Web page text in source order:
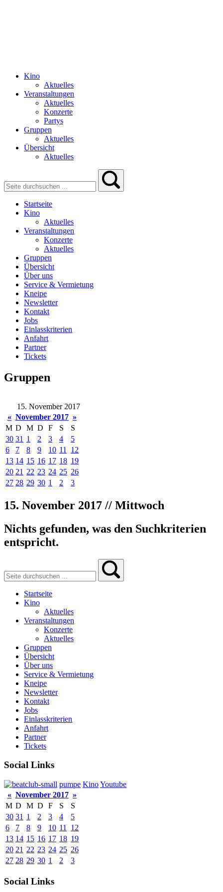
Kino
Aktuelles
Veranstaltungen
Aktuelles
Konzerte
Partys
Gruppen
Aktuelles
Übersicht
Aktuelles
Startseite
Kino
Aktuelles
Veranstaltungen
Konzerte
Aktuelles
Gruppen
Übersicht
Über uns
Service & Vermietung
Kneipe
Newsletter
Kontakt
Jobs
Einlasskriterien
Anfahrt
Partner
Tickets
Gruppen
15. November 2017
« November 2017 »
M D M D F S
S
30 31 1 2 3 4
5
6
7 8 9 10 11
12
13 14 15 16 17 18 19
20 21 22 23 24 25 26
27 28 29 30 1 2 3
15. November 2017 // Mittwoch
Nichts gefunden, was den Suchkriterien
entspricht.
Startseite
Kino
Aktuelles
Veranstaltungen
Konzerte
Aktuelles
Gruppen
Übersicht
Über uns
Service & Vermietung
Kneipe
Newsletter
Kontakt
Jobs
Einlasskriterien
Anfahrt
Partner
Tickets
Social Links
pumpe KinoYoutube
« November 2017 »
M D M D F S
S
30 31 1 2 3 4
5
6
7 8 9 10 11
12
13 14 15 16 17 18 19
20 21 22 23 24 25 26
27 28 29 30 1 2 3
Social Links